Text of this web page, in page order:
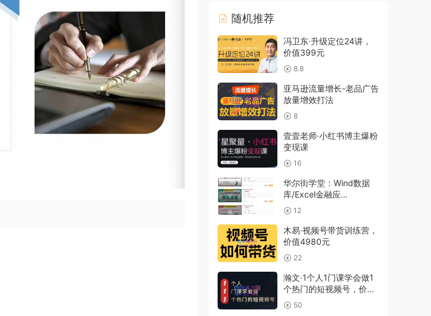
随机推荐
冯卫东·升级定位24讲，
价值399元
8.8
亚马逊流量增长-老品广告
放量增效打法
8
壹壹老师·小红书博主爆粉
变现课
16
华尔街学堂：Wind数据
库/Excel金融应
用/Python编程
12
木易·视频号带货训练营，
价值4980元
22
瀚文·1个人1门课学会做1
个热门的短视频号，价值
1880元
50